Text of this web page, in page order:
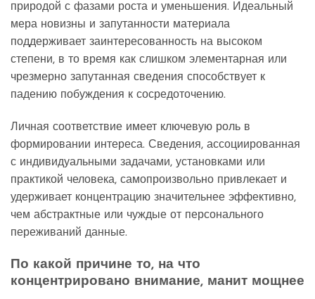
природой с фазами роста и уменьшения. Идеальный
мера новизны и запутанности материала
поддерживает заинтересованность на высоком
степени, в то время как слишком элементарная или
чрезмерно запутанная сведения способствует к
падению побуждения к сосредоточению.
Личная соответствие имеет ключевую роль в
формировании интереса. Сведения, ассоциированная
с индивидуальными задачами, установками или
практикой человека, самопроизвольно привлекает и
удерживает концентрацию значительнее эффективно,
чем абстрактные или чуждые от персонального
переживаний данные.
По какой причине то, на что
концентрировано внимание, манит мощнее